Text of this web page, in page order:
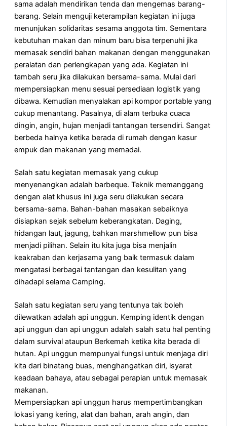
sama adalah mendirikan tenda dan mengemas barang-
barang. Selain menguji keterampilan kegiatan ini juga
menunjukan solidaritas sesama anggota tim. Sementara
kebutuhan makan dan minum baru bisa terpenuhi jika
memasak sendiri bahan makanan dengan menggunakan
peralatan dan perlengkapan yang ada. Kegiatan ini
tambah seru jika dilakukan bersama-sama. Mulai dari
mempersiapkan menu sesuai persediaan logistik yang
dibawa. Kemudian menyalakan api kompor portable yang
cukup menantang. Pasalnya, di alam terbuka cuaca
dingin, angin, hujan menjadi tantangan tersendiri. Sangat
berbeda halnya ketika berada di rumah dengan kasur
empuk dan makanan yang memadai.
Salah satu kegiatan memasak yang cukup
menyenangkan adalah barbeque. Teknik memanggang
dengan alat khusus ini juga seru dilakukan secara
bersama-sama. Bahan-bahan masakan sebaiknya
disiapkan sejak sebelum keberangkatan. Daging,
hidangan laut, jagung, bahkan marshmellow pun bisa
menjadi pilihan. Selain itu kita juga bisa menjalin
keakraban dan kerjasama yang baik termasuk dalam
mengatasi berbagai tantangan dan kesulitan yang
dihadapi selama Camping.
Salah satu kegiatan seru yang tentunya tak boleh
dilewatkan adalah api unggun. Kemping identik dengan
api unggun dan api unggun adalah salah satu hal penting
dalam survival ataupun Berkemah ketika kita berada di
hutan. Api unggun mempunyai fungsi untuk menjaga diri
kita dari binatang buas, menghangatkan diri, isyarat
keadaan bahaya, atau sebagai perapian untuk memasak
makanan.
Mempersiapkan api unggun harus mempertimbangkan
lokasi yang kering, alat dan bahan, arah angin, dan